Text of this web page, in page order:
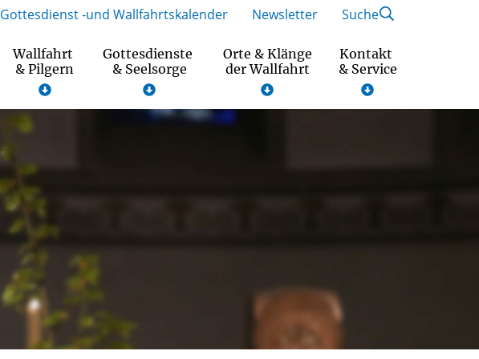
Wallfahrt
& Pilgern
Gottesdienste
& Seelsorge
Orte & Klänge
der Wallfahrt
Kontakt
& Service
Gottesdienst -und Wallfahrtskalender Newsletter Suche